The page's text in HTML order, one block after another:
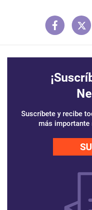
Suscríbete y recibe
más importante